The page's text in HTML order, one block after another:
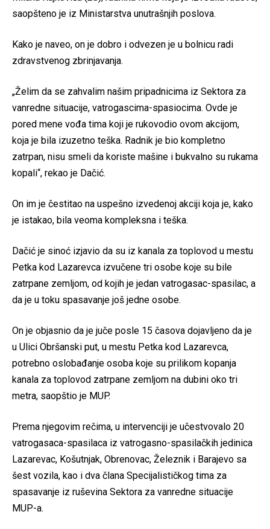
saopšteno je iz Ministarstva unutrašnjih poslova.
Kako je naveo, on je dobro i odvezen je u bolnicu radi
zdravstvenog zbrinjavanja.
„Želim da se zahvalim našim pripadnicima iz Sektora za
vanredne situacije, vatrogascima-spasiocima. Ovde je
pored mene vođa tima koji je rukovodio ovom akcijom,
koja je bila izuzetno teška. Radnik je bio kompletno
zatrpan, nisu smeli da koriste mašine i bukvalno su rukama
kopali“, rekao je Dačić.
On im je čestitao na uspešno izvedenoj akciji koja je, kako
je istakao, bila veoma kompleksna i teška.
Dačić je sinoć izjavio da su iz kanala za toplovod u mestu
Petka kod Lazarevca izvučene tri osobe koje su bile
zatrpane zemljom, od kojih je jedan vatrogasac-spasilac, a
da je u toku spasavanje još jedne osobe.
On je objasnio da je juče posle 15 časova dojavljeno da je
u Ulici Obršanski put, u mestu Petka kod Lazarevca,
potrebno oslobađanje osoba koje su prilikom kopanja
kanala za toplovod zatrpane zemljom na dubini oko tri
metra, saopštio je MUP.
Prema njegovim rečima, u intervenciji je učestvovalo 20
vatrogasaca-spasilaca iz vatrogasno-spasilačkih jedinica
Lazarevac, Košutnjak, Obrenovac, Železnik i Barajevo sa
šest vozila, kao i dva člana Specijalističkog tima za
spasavanje iz ruševina Sektora za vanredne situacije
MUP-a.